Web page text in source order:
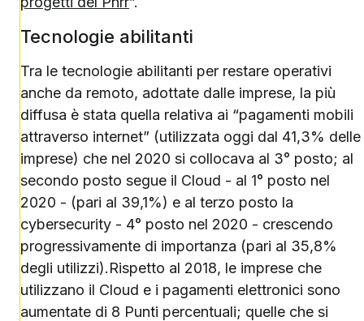
Tecnologie abilitanti
Tra le tecnologie abilitanti per restare operativi
anche da remoto, adottate dalle imprese, la più
diffusa è stata quella relativa ai “pagamenti mobili
attraverso internet” (utilizzata oggi dal 41,3% delle
imprese) che nel 2020 si collocava al 3° posto; al
secondo posto segue il Cloud - al 1° posto nel
2020 - (pari al 39,1%) e al terzo posto la
cybersecurity - 4° posto nel 2020 - crescendo
progressivamente di importanza (pari al 35,8%
degli utilizzi).Rispetto al 2018, le imprese che
utilizzano il Cloud e i pagamenti elettronici sono
aumentate di 8 Punti percentuali; quelle che si